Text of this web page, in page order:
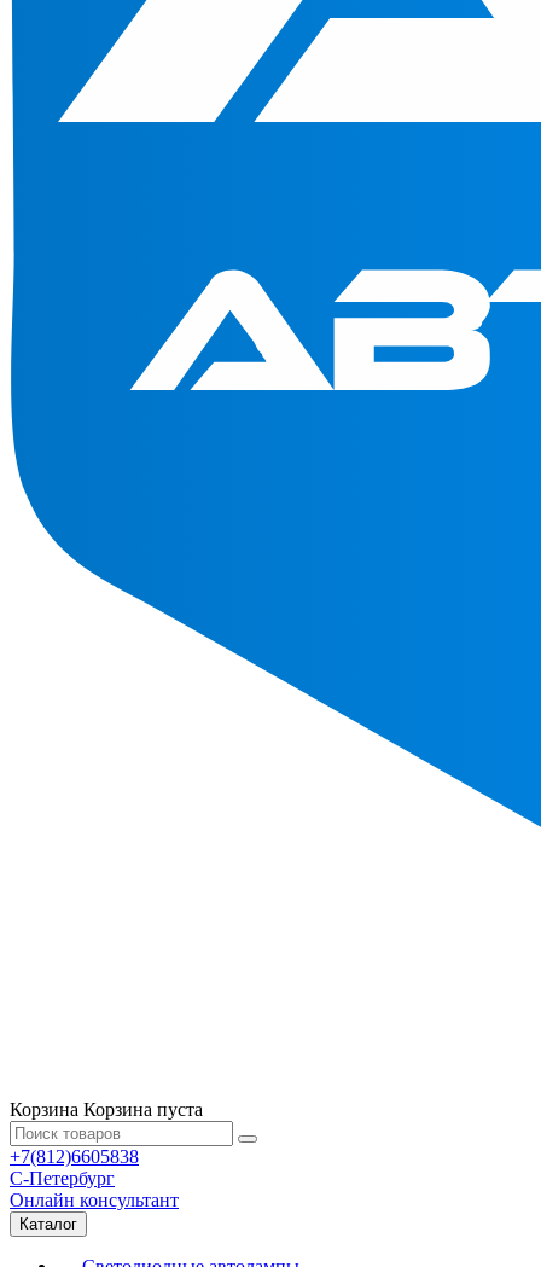
Корзина Корзина пуста
+7(812)6605838
С-Петербург
Онлайн консультант
Каталог